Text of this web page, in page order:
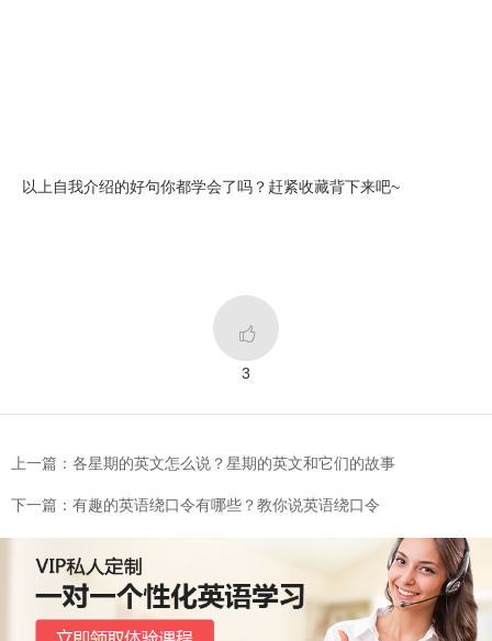
以上自我介绍的好句你都学会了吗？赶紧收藏背下来吧~

3
上一篇：各星期的英文怎么说？星期的英文和它们的故事
下一篇：有趣的英语绕口令有哪些？教你说英语绕口令